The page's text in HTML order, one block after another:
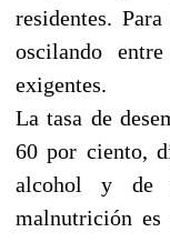
residentes.
oscilando
exigentes.
La tasa de
60 por ciento,
alcohol y de
malnutrición